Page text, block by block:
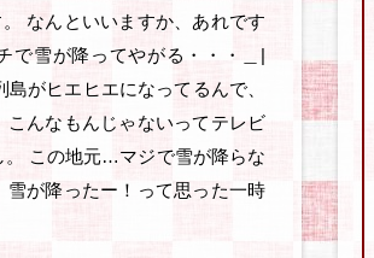
なんといいますか、あれです
で雪が降ってやがる・・・＿|
がヒエヒエになってるんで、
こんなもんじゃないってテレビ
。 この地元…マジで雪が降らな
雪が降ったー！って思った一時